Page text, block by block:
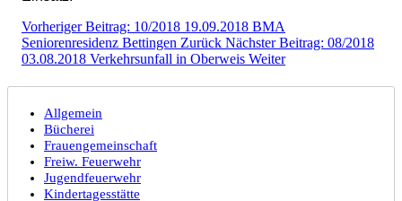
Vorheriger Beitrag: 10/2018 19.09.2018 BMA
Seniorenresidenz Bettingen Zurück Nächster Beitrag: 08/2018
03.08.2018 Verkehrsunfall in Oberweis Weiter
Allgemein
Bücherei
Frauengemeinschaft
Freiw. Feuerwehr
Jugendfeuerwehr
Kindertagesstätte